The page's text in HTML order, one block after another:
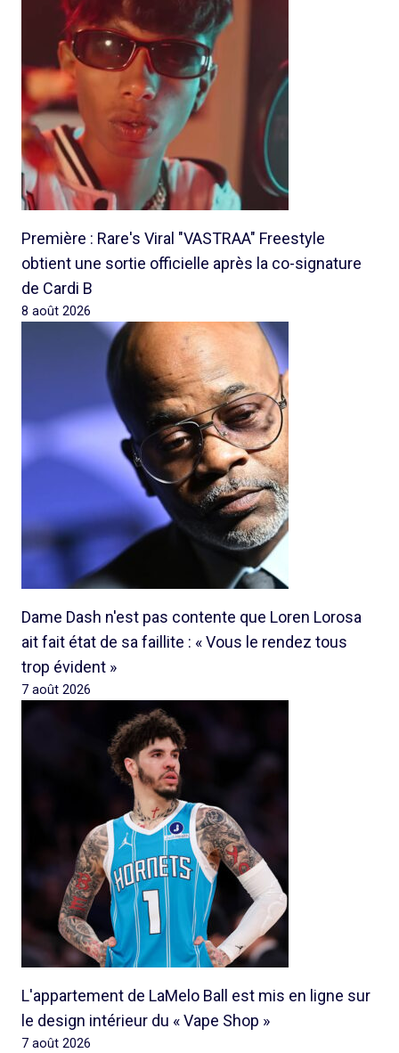
Première : Rare's Viral "VASTRAA" Freestyle
obtient une sortie officielle après la co-signature
de Cardi B
8 août 2026
Dame Dash n'est pas contente que Loren Lorosa
ait fait état de sa faillite : « Vous le rendez tous
trop évident »
7 août 2026
L'appartement de LaMelo Ball est mis en ligne sur
le design intérieur du « Vape Shop »
7 août 2026